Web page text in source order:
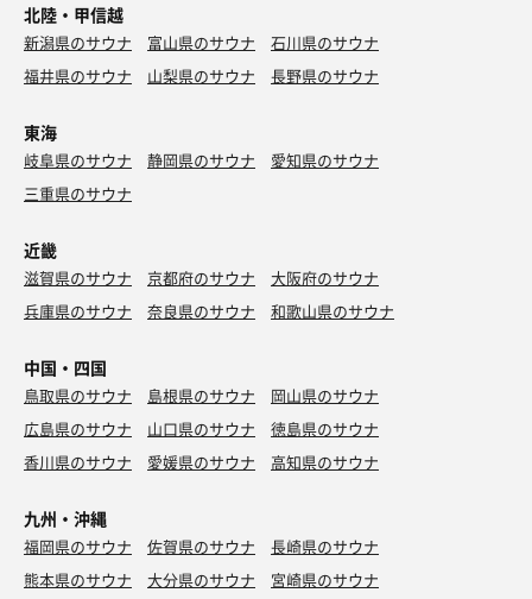
北陸・甲信越
新潟県のサウナ 富山県のサウナ
石川県のサウナ
福井県のサウナ
山梨県のサウナ 長野県のサウナ
東海
岐阜県のサウナ 静岡県のサウナ
愛知県のサウナ
三重県のサウナ
近畿
滋賀県のサウナ 京都府のサウナ
大阪府のサウナ
兵庫県のサウナ
奈良県のサウナ 和歌山県のサウナ
中国・四国
鳥取県のサウナ 島根県のサウナ
岡山県のサウナ
広島県のサウナ
山口県のサウナ
徳島県のサウナ
香川県のサウナ
愛媛県のサウナ 高知県のサウナ
九州・沖縄
福岡県のサウナ 佐賀県のサウナ
長崎県のサウナ
熊本県のサウナ
大分県のサウナ
宮崎県のサウナ